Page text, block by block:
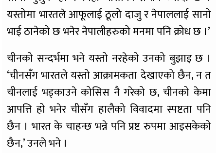
यस्तोमा भारतले आफूलाई ठूलो दाजु र नेपाललाई सानो
भाई ठानेको छ भनेर नेपालीहरुको मनमा पनि क्रोध छ ।’
चीनको सन्दर्भमा भने यस्तो नरहेको उनको बुझाइ छ ।
‘चीनसँग भारतले यस्तो आक्रामकता देखाएको छैन, न त
चीनलाई भड्काउने कोसिस नै गरेको छ, चीनको केमा
आपत्ति हो भनेर चीसँग हालैको विवादमा स्पष्टता पनि
छैन । भारत के चाहन्छ भन्ने पनि प्रष्ट रुपमा आइसकेको
छैन,’ उनले भने ।